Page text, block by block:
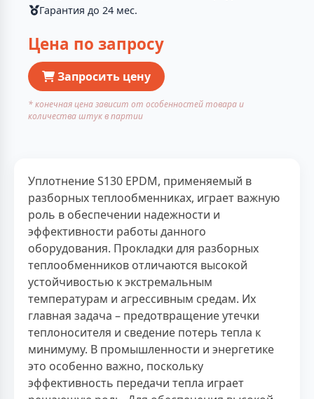
Гарантия до 24 мес.
Цена по запросу
Запросить цену
* конечная цена зависит от особенностей товара и
количества штук в партии
Уплотнение S130 EPDM, применяемый в
разборных теплообменниках, играет важную
роль в обеспечении надежности и
эффективности работы данного
оборудования. Прокладки для разборных
теплообменников отличаются высокой
устойчивостью к экстремальным
температурам и агрессивным средам. Их
главная задача – предотвращение утечки
теплоносителя и сведение потерь тепла к
минимуму. В промышленности и энергетике
это особенно важно, поскольку
эффективность передачи тепла играет